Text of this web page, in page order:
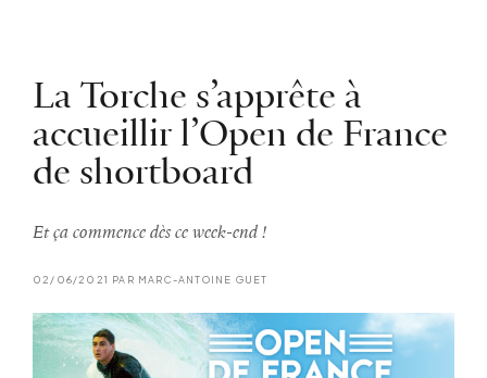
La Torche s’apprête à
accueillir l’Open de France
de shortboard
Et ça commence dès ce week-end !
02/06/2021 PAR MARC-ANTOINE GUET